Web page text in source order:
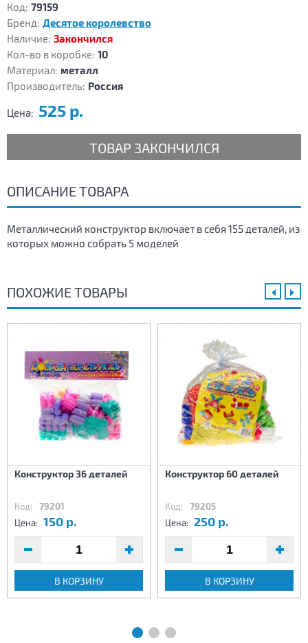
Код: 79159
Бренд: Десятое королевство
Наличие: Закончился
Кол-во в коробке: 10
Материал: металл
Производитель: Россия
Цена: 525 р.
ТОВАР ЗАКОНЧИЛСЯ
ОПИСАНИЕ ТОВАРА
Металлический конструктор включает в себя 155 деталей, из
которых можно собрать 5 моделей
ПОХОЖИЕ ТОВАРЫ
Конструктор 36 деталей
Код: 79201
Цена: 150 р.
В КОРЗИНУ
Конструктор 60 деталей
Код: 79205
Цена: 250 р.
В КОРЗИНУ